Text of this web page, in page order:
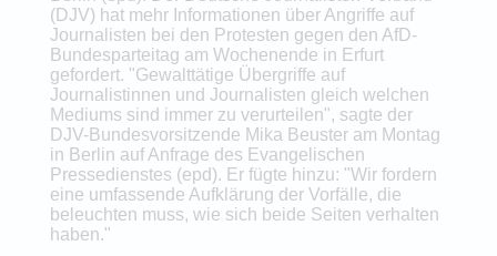
(DJV) hat mehr Informationen über Angriffe auf
Journalisten bei den Protesten gegen den AfD-
Bundesparteitag am Wochenende in Erfurt
gefordert. "Gewalttätige Übergriffe auf
Journalistinnen und Journalisten gleich welchen
Mediums sind immer zu verurteilen", sagte der
DJV-Bundesvorsitzende Mika Beuster am Montag
in Berlin auf Anfrage des Evangelischen
Pressedienstes (epd). Er fügte hinzu: "Wir fordern
eine umfassende Aufklärung der Vorfälle, die
beleuchten muss, wie sich beide Seiten verhalten
haben."